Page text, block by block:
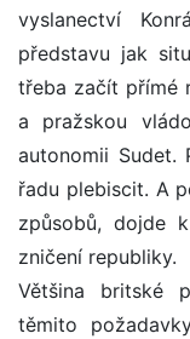
vyslanectví
představu jak
třeba začít přímé
a pražskou
autonomii Sudet.
řadu plebiscit. A
způsobů, dojde
zničení republiky.
Většina britské
těmito